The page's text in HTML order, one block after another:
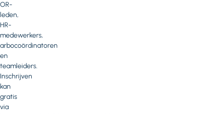
OR-
leden,
HR-
medewerkers,
arbocoördinatoren
en
teamleiders.
Inschrijven
kan
gratis
via